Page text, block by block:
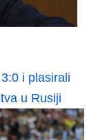
i plasirali
u Rusiji